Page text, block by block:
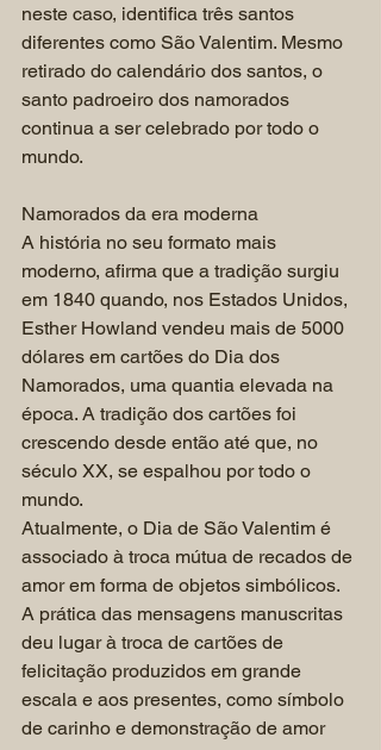
neste caso, identifica três santos
diferentes como São Valentim. Mesmo
retirado do calendário dos santos, o
santo padroeiro dos namorados
continua a ser celebrado por todo o
mundo.
Namorados da era moderna
A história no seu formato mais
moderno, afirma que a tradição surgiu
em 1840 quando, nos Estados Unidos,
Esther Howland vendeu mais de 5000
dólares em cartões do Dia dos
Namorados, uma quantia elevada na
época. A tradição dos cartões foi
crescendo desde então até que, no
século XX, se espalhou por todo o
mundo.
Atualmente, o Dia de São Valentim é
associado à troca mútua de recados de
amor em forma de objetos simbólicos.
A prática das mensagens manuscritas
deu lugar à troca de cartões de
felicitação produzidos em grande
escala e aos presentes, como símbolo
de carinho e demonstração de amor